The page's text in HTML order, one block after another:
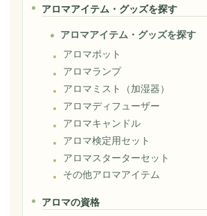
アロマアイテム・グッズを探す
アロマアイテム・グッズを探す
アロマポット
アロマランプ
アロマミスト（加湿器）
アロマディフューザー
アロマキャンドル
アロマ検定用セット
アロマスターターセット
その他アロマアイテム
アロマの資格